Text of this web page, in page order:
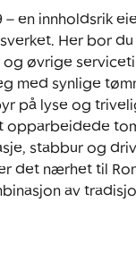
– en innholdsrik
Her bor
øvrige
med synlige
på lyse og
opparbeidede
stabbur og
det nærhet til
av